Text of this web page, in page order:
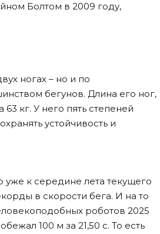
Болтом в 2009 году,
ногах – но и по
бегунов. Длина его ног,
кг. У него пять степеней
устойчивость и
уже к середине лета текущего
в скорости бега. И на то
роботов 2025
100 м за 21,50 с. То есть